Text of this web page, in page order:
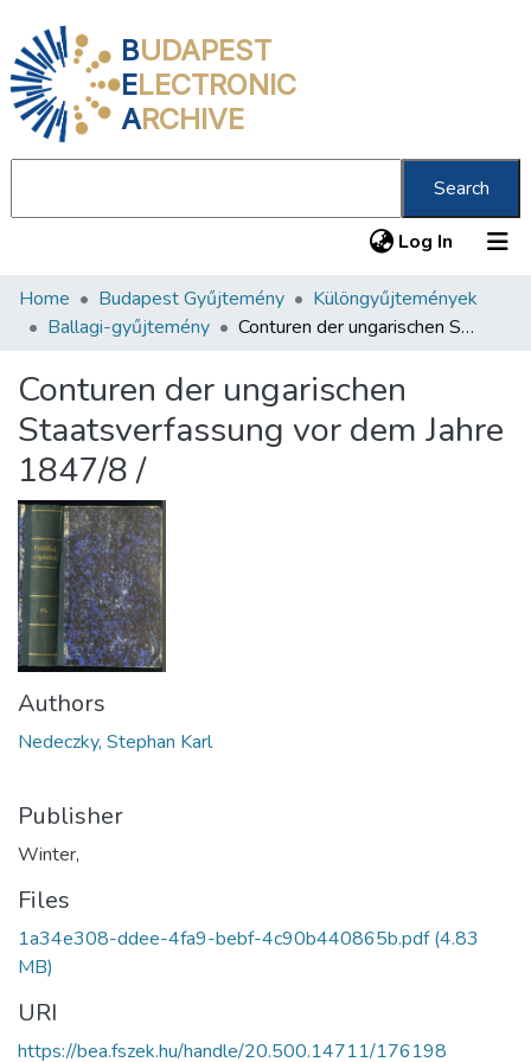
BUDAPEST
ELECTRONIC
ARCHIVE
Search
Log In (current)
Communities & Collections
Statistics
About us
Home Budapest Gyűjtemény
Különgyűjtemények
Ballagi-gyűjtemény
Conturen der ungarischen Staatsverfassung vor dem Jahre 1847/8 /
Conturen der ungarischen
Staatsverfassung vor dem Jahre
1847/8 /
Authors
Nedeczky, Stephan Karl
Publisher
Winter,
Files
1a34e308-ddee-4fa9-bebf-4c90b440865b.pdf(4.83
MB)
URI
https://bea.fszek.hu/handle/20.500.14711/176198